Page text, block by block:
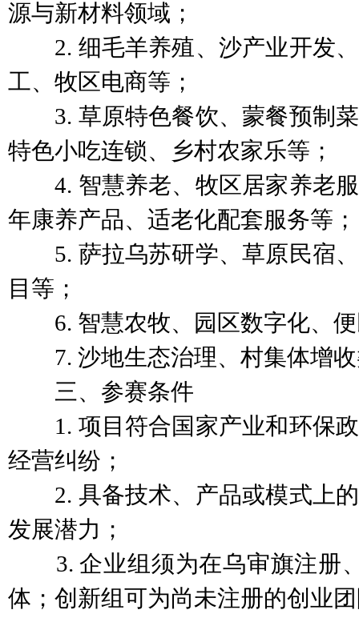
源与新材料领域；
2. 细毛羊养殖、沙产业开发、
工、牧区电商等；
3. 草原特色餐饮、蒙餐预制菜
特色小吃连锁、乡村农家乐等；
4. 智慧养老、牧区居家养老服
年康养产品、适老化配套服务等；
5. 萨拉乌苏研学、草原民宿、
目等；
6. 智慧农牧、园区数字化、便
7. 沙地生态治理、村集体增收
三、参赛条件
1. 项目符合国家产业和环保政
经营纠纷；
2. 具备技术、产品或模式上的
发展潜力；
3. 企业组须为在乌审旗注册
体；创新组可为尚未注册的创业